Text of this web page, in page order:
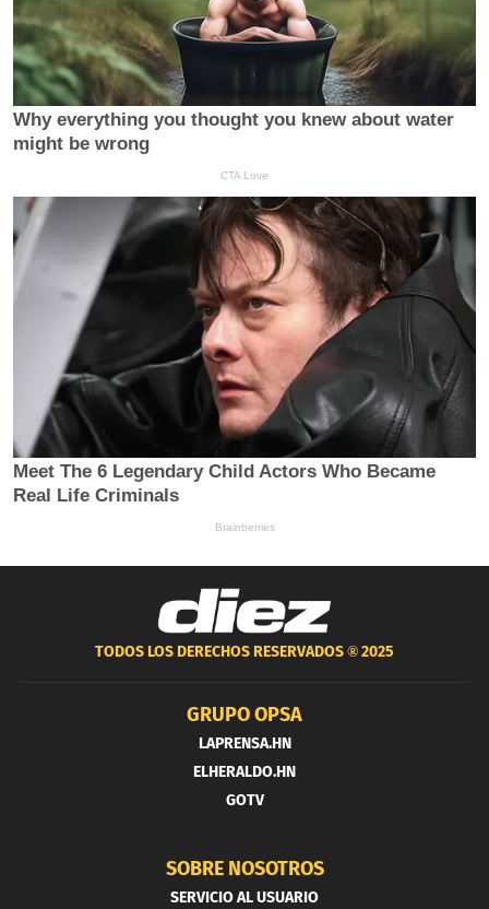
TODOS LOS DERECHOS RESERVADOS ®2025
GRUPO OPSA
LAPRENSA.HN
ELHERALDO.HN
GOTV
SOBRE NOSOTROS
SERVICIO AL USUARIO